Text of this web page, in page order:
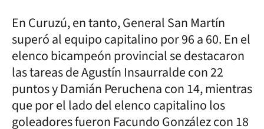
En Curuzú, en tanto, General San Martín
superó al equipo capitalino por 96 a 60. En el
elenco bicampeón provincial se destacaron
las tareas de Agustín Insaurralde con 22
puntos y Damián Peruchena con 14, mientras
que por el lado del elenco capitalino los
goleadores fueron Facundo González con 18